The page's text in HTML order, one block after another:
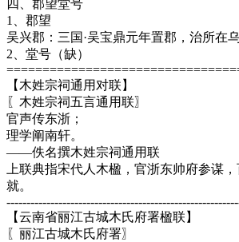
四、郡望堂号
1、郡望
吴兴郡：三国·吴宝鼎元年置郡，治所在
2、堂号（缺）
【木姓宗祠通用对联】
〖木姓宗祠五言通用联〗
官声传东浙；
理学阐南轩。
——佚名撰木姓宗祠通用联
上联典指宋代人木楹，官浙东帅府参谋
就。
【云南省丽江古城木氏府署楹联】
〖丽江古城木氏府署〗